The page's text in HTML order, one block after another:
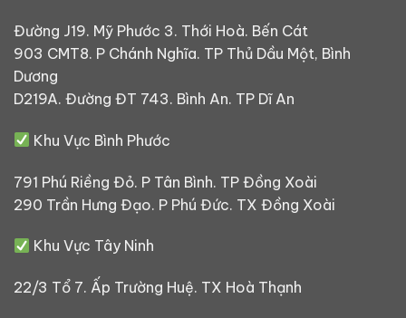
Đường J19. Mỹ Phước 3. Thới Hoà. Bến Cát
903 CMT8. P Chánh Nghĩa. TP Thủ Dầu Một, Bình
Dương
D219A. Đường ĐT 743. Bình An. TP Dĩ An
Khu Vực Bình Phước
791 Phú Riềng Đỏ. P Tân Bình. TP Đồng Xoài
290 Trần Hưng Đạo. P Phú Đức. TX Đồng Xoài
Khu Vực Tây Ninh
22/3 Tổ 7. Ấp Trường Huệ. TX Hoà Thạnh